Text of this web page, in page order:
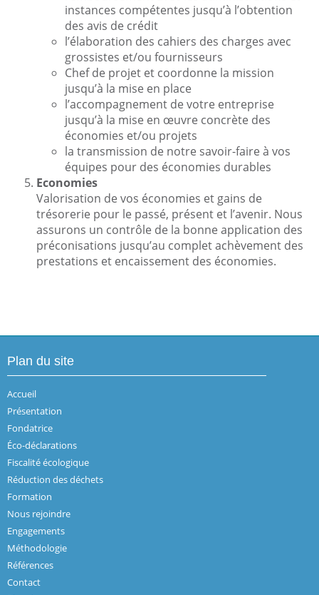
instances compétentes jusqu’à l’obtention
des avis de crédit
l’élaboration des cahiers des charges avec
grossistes et/ou fournisseurs
Chef de projet et coordonne la mission
jusqu’à la mise en place
l’accompagnement de votre entreprise
jusqu’à la mise en œuvre concrète des
économies et/ou projets
la transmission de notre savoir-faire à vos
équipes pour des économies durables
Economies
Valorisation de vos économies et gains de
trésorerie pour le passé, présent et l’avenir. Nous
assurons un contrôle de la bonne application des
préconisations jusqu’au complet achèvement des
prestations et encaissement des économies.
Plan du site
Accueil
Présentation
Fondatrice
Éco-déclarations
Fiscalité écologique
Réduction des déchets
Formation
Nous rejoindre
Engagements
Méthodologie
Références
Contact